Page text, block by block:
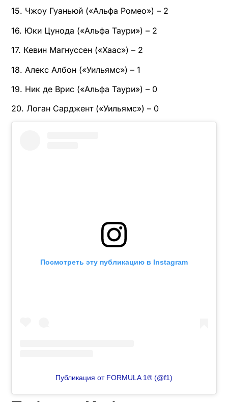
15. Чжоу Гуаньюй («Альфа Ромео») – 2
16. Юки Цунода («Альфа Таури») – 2
17. Кевин Магнуссен («Хаас») – 2
18. Алекс Албон («Уильямс») – 1
19. Ник де Врис («Альфа Таури») – 0
20. Логан Сарджент («Уильямс») – 0
Посмотреть эту публикацию в Instagram
Публикация от FORMULA 1® (@f1)